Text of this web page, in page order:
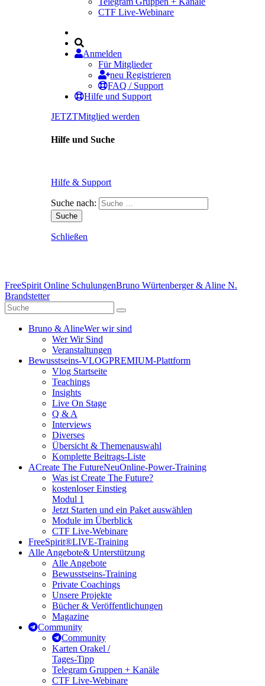
CTF Live-Webinare
Anmelden
Für Mitglieder
neu Registrieren
FAQ / Support
Hilfe und Support
JETZTMitglied werden
Hilfe und Suche
Hilfe & Support
Suche nach:
Schließen
FreeSpirit Online SchulungenBruno Würtenberger & Aline N.
Brandstetter
Bruno & AlineWer wir sind
Wer Wir Sind
Veranstaltungen
Bewusstseins-VLOGPREMIUM-Plattform
Vlog Startseite
Teachings
Insights
Live On Stage
Q & A
Interviews
Diverses
Übersicht & Themenauswahl
Komplette Beitrags-Liste
ACreate The FutureNeuOnline-Power-Training
Was ist Create The Future?
kostenloser Einstieg
Modul 1
Jetzt Starten und ein Paket auswählen
Module im Überblick
CTF Live-Webinare
FreeSpirit®LIVE-Training
Alle Angebote& Unterstützung
Alle Angebote
Bewusstseins-Training
Private Coachings
Unsere Projekte
Bücher & Veröffentlichungen
Magazine
Community
Community
Karten Orakel /
Tages-Tipp
Telegram Gruppen + Kanäle
CTF Live-Webinare